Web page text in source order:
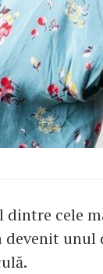
dintre cele
devenit